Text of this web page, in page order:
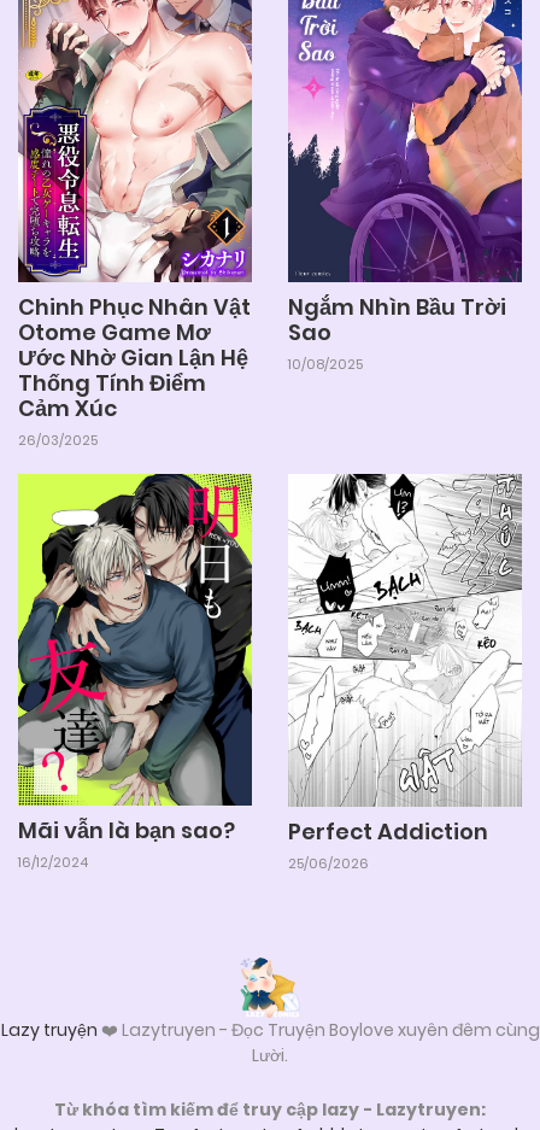
Chinh Phục Nhân Vật
Otome Game Mơ
Ước Nhờ Gian Lận Hệ
Thống Tính Điểm
Cảm Xúc
26/03/2025
Ngắm Nhìn Bầu Trời
Sao
10/08/2025
Mãi vẫn là bạn sao?
16/12/2024
Perfect Addiction
25/06/2026
Lazy truyện ❤️ Lazytruyen - Đọc Truyện Boylove xuyên đêm cùng
Lười.
Từ khóa tìm kiếm để truy cập lazy - Lazytruyen: